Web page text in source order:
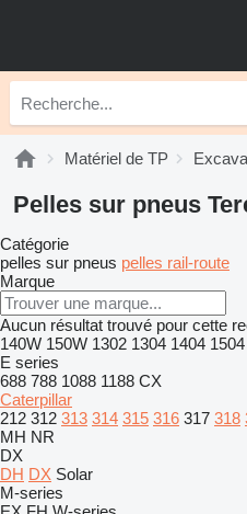
Matériel de TP
Pelles sur pneus
Catégorie
pelles sur pneus pelles rail-route
Marque
Aucun résultat trouvé pour cette
140W 150W 1302 1304 1404 1504
E series
688 788 1088 1188 CX
Caterpillar
212 312 313 314 315 316 317 318
MH NR
DX
DH DX Solar
M-series